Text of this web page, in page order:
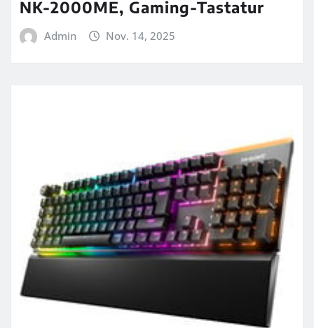
NK-2000ME, Gaming-Tastatur
Admin Nov. 14, 2025